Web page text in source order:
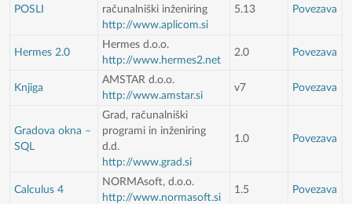
POSLI
računalniški inženiring
http://www.aplicom.si
5.13 Povezava
Hermes 2.0
Hermes d.o.o.
http://www.hermes2.net
2.0 Povezava
Knjiga
AMSTAR d.o.o.
http://www.amstar.si
v7 Povezava
Gradova okna –
SQL
Grad, računalniški
programi in inženiring
d.d.
http://www.grad.si
1.0 Povezava
Calculus 4
NORMAsoft, d.o.o.
http://www.normasoft.si
1.5 Povezava